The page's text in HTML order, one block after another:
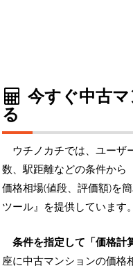
今すぐ中古
る
ウチノカチでは、ユーザ
数、駅距離などの条件から
価格相場(値段、評価額)を
ツール』を提供しています。
条件を指定して「価格計
座に中古マンションの価格